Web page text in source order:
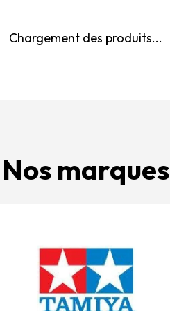
Chargement des produits...
Nos marques